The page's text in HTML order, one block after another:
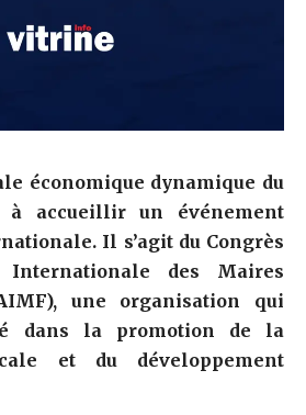
économique dynamique du
à accueillir un événement
Il s’agit du Congrès
Internationale des Maires
une organisation qui
dans la promotion de la
et du développement